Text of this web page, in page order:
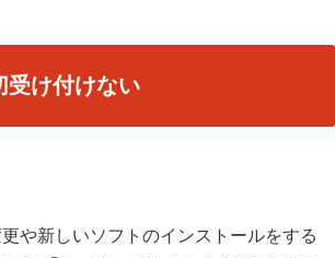
受け付けない
や新しいソフトのインストールをする